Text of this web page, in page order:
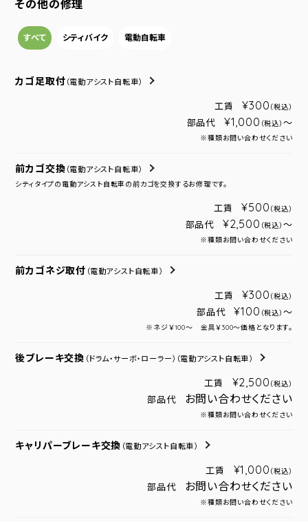
その他の修理
すべて シティバイク 電動自転車
カゴ足取付 （電動アシスト自転車）
工賃 ¥300 （税込）
部品代 ¥1,000 （税込） ～
※種類お問い合わせください
前カゴ交換 （電動アシスト自転車）
シティタイプの電動アシスト自転車の前カゴを交換するお修理です。
工賃 ¥500 （税込）
部品代 ¥2,500 （税込） ～
※種類お問い合わせください
前カゴネジ取付 （電動アシスト自転車）
工賃 ¥300 （税込）
部品代 ¥100 （税込） ～
※ネジ￥100～ 金具￥300～価格となります。
後ブレーキ交換 （ドラム・サーボ・ローラー） （電動アシスト自転車）
工賃 ¥2,500 （税込）
部品代 お問い合わせください
※種類お問い合わせください
キャリパーブレーキ交換 （電動アシスト自転車）
工賃 ¥1,000 （税込）
部品代 お問い合わせください
※種類お問い合わせください